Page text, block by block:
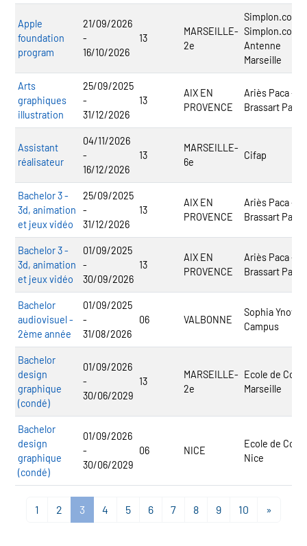
Apple
foundation
program
21/09/2026
-
16/10/2026
13
MARSEILLE-
2e
Simplon.co
Simplon.co -
Antenne
Marseille
Arts
graphiques
illustration
25/09/2025
-
31/12/2026
13
AIX EN
PROVENCE
Ariès Paca -
Brassart Paca
Assistant
réalisateur
04/11/2026
-
16/12/2026
13
MARSEILLE-
6e
Cifap
Bachelor 3 -
3d, animation
et jeux vidéo
25/09/2025
-
31/12/2026
13
AIX EN
PROVENCE
Ariès Paca -
Brassart Paca
Bachelor 3 -
3d, animation
et jeux vidéo
01/09/2025
-
30/09/2026
13
AIX EN
PROVENCE
Ariès Paca -
Brassart Paca
Bachelor
audiovisuel -
2ème année
01/09/2025
-
31/08/2026
06 VALBONNE
Sophia Ynov
Campus
Bachelor
design
graphique
(condé)
01/09/2026
-
30/06/2029
13
MARSEILLE-
2e
Ecole de
Marseille
Bachelor
design
graphique
(condé)
01/09/2026
-
30/06/2029
06 NICE
Ecole de
Nice
1 2 3 4 5 6 7 8 9 10 »